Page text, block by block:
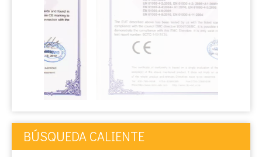
BÚSQUEDA CALIENTE